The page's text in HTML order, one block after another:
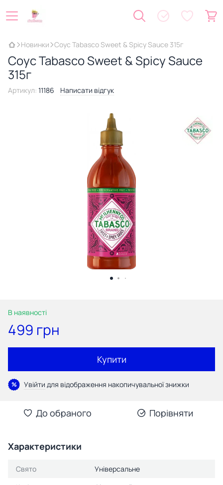
Новинки Соус Tabasco Sweet & Spicy Sauce 315г
Соус Tabasco Sweet & Spicy Sauce
315г
Артикул: 11186 Написати відгук
В наявності
499 грн
Купити
% Увійти для відображення накопичувальної знижки
До обраного Порівняти
Характеристики
Свято
Універсальне